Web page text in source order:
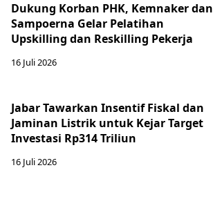
Dukung Korban PHK, Kemnaker dan
Sampoerna Gelar Pelatihan
Upskilling dan Reskilling Pekerja
16 Juli 2026
Jabar Tawarkan Insentif Fiskal dan
Jaminan Listrik untuk Kejar Target
Investasi Rp314 Triliun
16 Juli 2026